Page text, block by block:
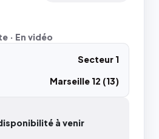
· En vidéo
Secteur 1
Marseille 12 (13)
à venir